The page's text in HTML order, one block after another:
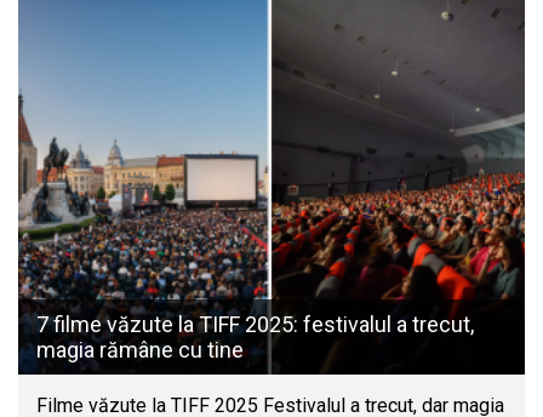
7 filme văzute la TIFF 2025: festivalul a trecut,
magia rămâne cu tine
Filme văzute la TIFF 2025 Festivalul a trecut, dar magia